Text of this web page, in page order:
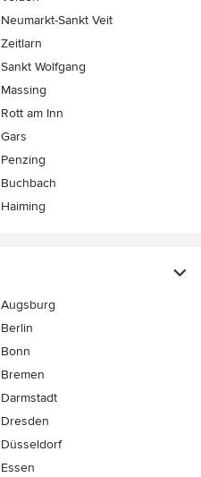
Neumarkt-Sankt Veit
Zeitlarn
Sankt Wolfgang
Massing
Rott am Inn
Gars
Penzing
Buchbach
Haiming
Augsburg
Berlin
Bonn
Bremen
Darmstadt
Dresden
Düsseldorf
Essen